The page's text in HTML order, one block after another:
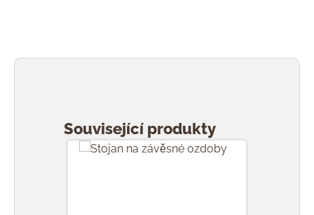
Související produkty